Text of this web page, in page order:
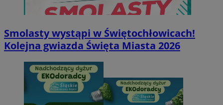
Smolasty wystąpi w Świętochłowicach!
Kolejna gwiazda Święta Miasta 2026